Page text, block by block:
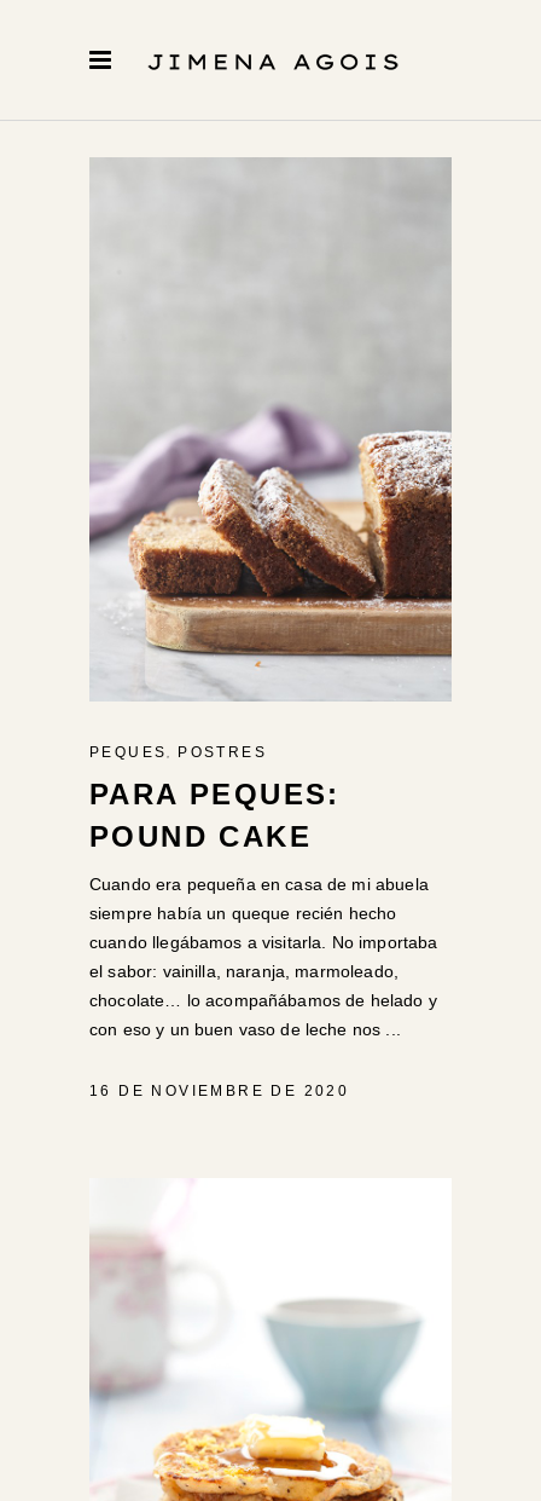
PEQUES, POSTRES
PARA PEQUES:
POUND CAKE
Cuando era pequeña en casa de mi abuela
siempre había un queque recién hecho
cuando llegábamos a visitarla. No importaba
el sabor: vainilla, naranja, marmoleado,
chocolate… lo acompañábamos de helado y
con eso y un buen vaso de leche nos
16 DE NOVIEMBRE DE 2020